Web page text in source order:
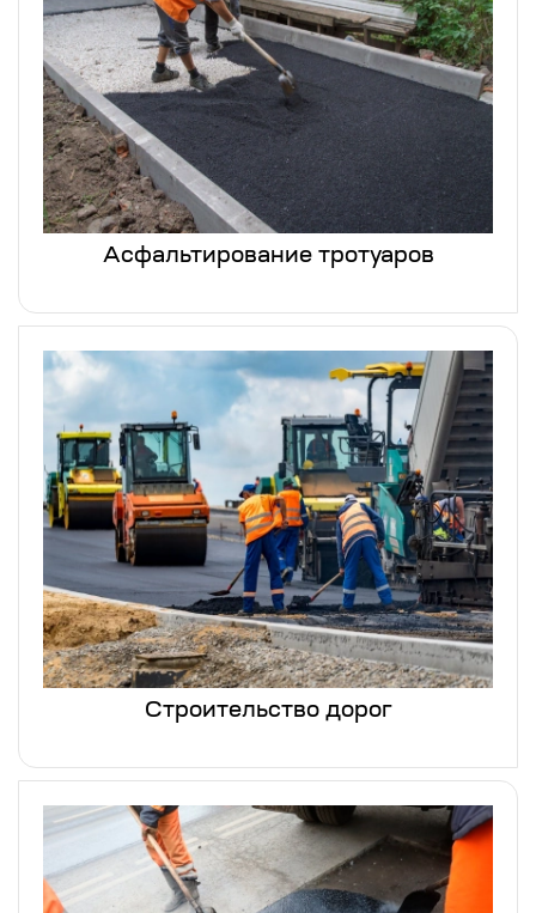
Асфальтирование тротуаров
Строительство дорог